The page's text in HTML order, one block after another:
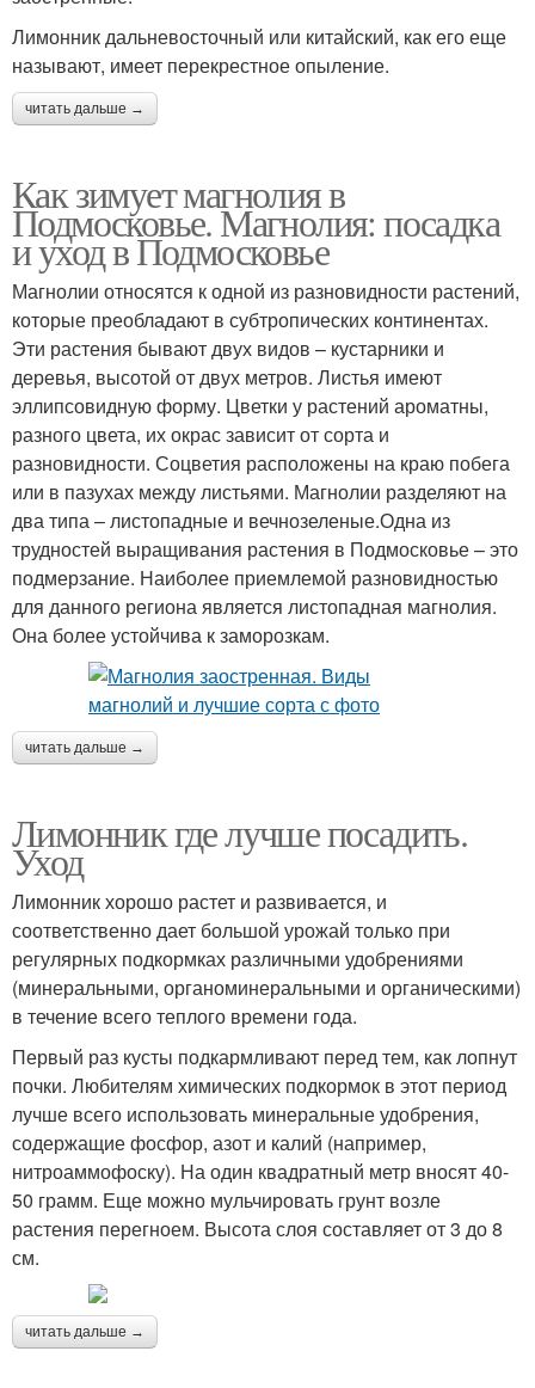
Лимонник дальневосточный или китайский, как его еще
называют, имеет перекрестное опыление.
читать дальше →
Как зимует магнолия в
Подмосковье. Магнолия: посадка
и уход в Подмосковье
Магнолии относятся к одной из разновидности растений,
которые преобладают в субтропических континентах.
Эти растения бывают двух видов – кустарники и
деревья, высотой от двух метров. Листья имеют
эллипсовидную форму. Цветки у растений ароматны,
разного цвета, их окрас зависит от сорта и
разновидности. Соцветия расположены на краю побега
или в пазухах между листьями. Магнолии разделяют на
два типа – листопадные и вечнозеленые.Одна из
трудностей выращивания растения в Подмосковье – это
подмерзание. Наиболее приемлемой разновидностью
для данного региона является листопадная магнолия.
Она более устойчива к заморозкам.
читать дальше →
Лимонник где лучше посадить.
Уход
Лимонник хорошо растет и развивается, и
соответственно дает большой урожай только при
регулярных подкормках различными удобрениями
(минеральными, органоминеральными и органическими)
в течение всего теплого времени года.
Первый раз кусты подкармливают перед тем, как лопнут
почки. Любителям химических подкормок в этот период
лучше всего использовать минеральные удобрения,
содержащие фосфор, азот и калий (например,
нитроаммофоску). На один квадратный метр вносят 40-
50 грамм. Еще можно мульчировать грунт возле
растения перегноем. Высота слоя составляет от 3 до 8
см.
читать дальше →